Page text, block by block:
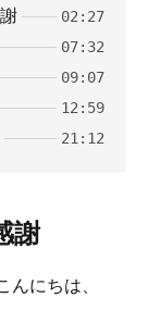
02:27
07:32
09:07
12:59
21:12
謝
んにちは、